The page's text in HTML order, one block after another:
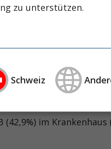
(42,9%) im
2007 und 2015 mit
(42,9%) im
zu unterstützen.
Schweiz